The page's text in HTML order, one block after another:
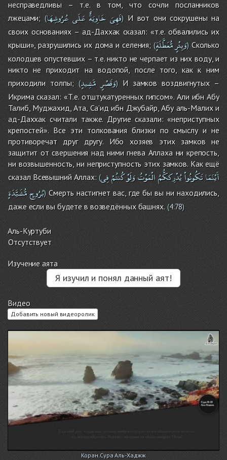
несправедливы – т.е. в том, что сочли посланников
лжецами; ( فَهِىَ خَاوِيَةٌ عَلَى عُرُوشِهَا ) И вот они сокрушены на
своих основаниях – ад-Даххак сказал: «т.е. обвалились их
крыши», разрушились их дома и селения; ( وَبِئْرٍمُّعَطَّلَةٍ )Сколько
колодцев опустевших – т.е. никто не черпает из них воду, и
никто не приходит на водопой, после того, как к ним
приходили толпы;( وَقَصْرٍ مَّشِيدٍ )И замков воздвигнутых –
Икрима сказал: «Т.е. отштукатуренных гипсом». Али ибн Абу
Талиб, Муджахид, Ата, Са’ид ибн Джубайр, Абу аль-Малих и
ад-Даххак считали также. Другие сказали: «неприступных
крепостей». Все эти толкования близки по смыслу и не
противоречат друг другу. Ибо хозяев этих замков не
защитит от свершения над ними гнева Аллаха ни крепость,
ни возвышенность, ни неприступность этих замков. Как ещё
сказал Всевышний Аллах:( أَيْنَمَاتَكُونُواْيُدْرِككُّمُالْمَوْتُوَلَوْكُنتُمْفِى
بُرُوجٍمُّشَيَّدَةٍ ) Смерть настигнет вас, где бы вы ни находились,
даже если вы будете в возведённых башнях. (4:78)
Аль-Куртуби
Отсутствует
Изучение аята
Я изучил и понял данный аят!
Видео
Добавить новый видеоролик
Коран.Сура Аль-Хаджж